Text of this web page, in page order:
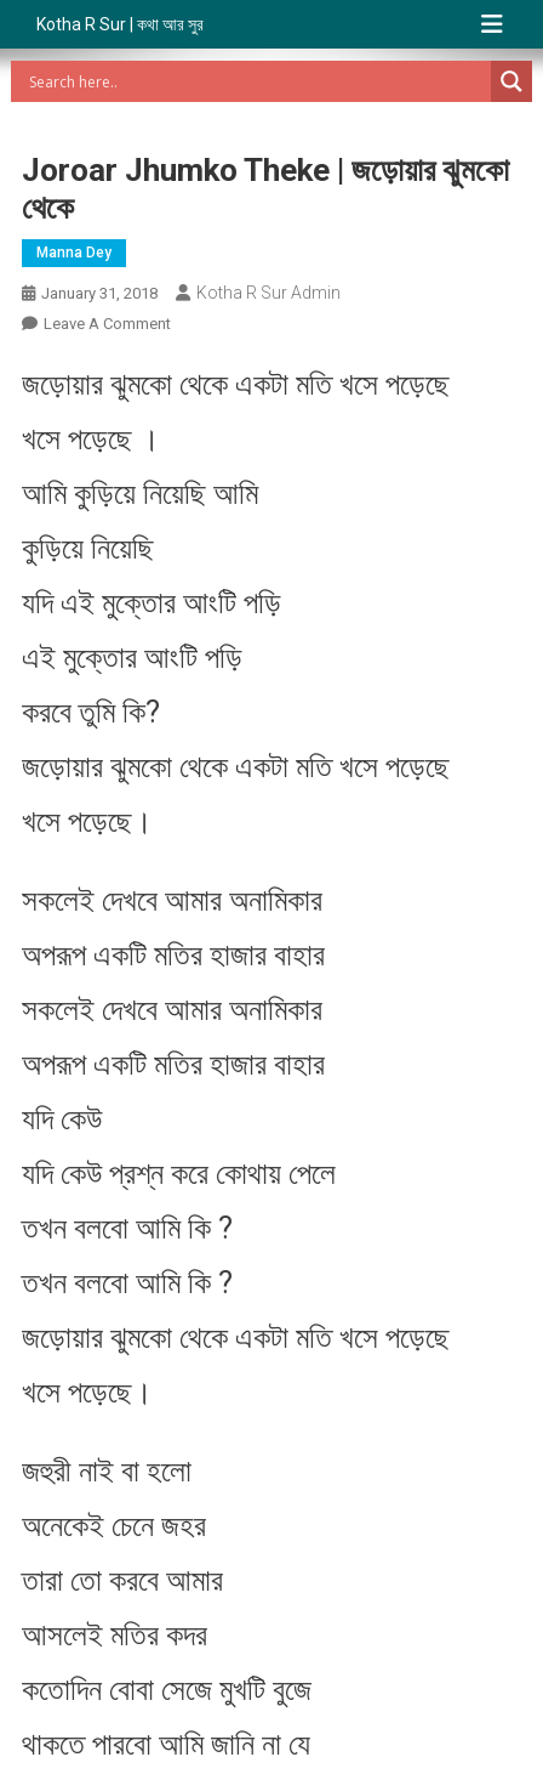
Kotha R Sur | কথা আর সুর
Joroar Jhumko Theke | জড়োয়ার ঝুমকো
থেকে
Manna Dey
January 31, 2018 Kotha R Sur Admin
Leave A CommentOn
Jhumko
ঝুমকো
জড়োয়ার ঝুমকো থেকে একটা মতি খসে পড়েছে
খসে পড়েছে ।
আমি কুড়িয়ে নিয়েছি আমি
কুড়িয়ে নিয়েছি
যদি এই মুক্তোর আংটি পড়ি
এই মুক্তোর আংটি পড়ি
করবে তুমি কি?
জড়োয়ার ঝুমকো থেকে একটা মতি খসে পড়েছে
খসে পড়েছে।
সকলেই দেখবে আমার অনামিকার
অপরূপ একটি মতির হাজার বাহার
সকলেই দেখবে আমার অনামিকার
অপরূপ একটি মতির হাজার বাহার
যদি কেউ
যদি কেউ প্রশ্ন করে কোথায় পেলে
তখন বলবো আমি কি ?
তখন বলবো আমি কি ?
জড়োয়ার ঝুমকো থেকে একটা মতি খসে পড়েছে
খসে পড়েছে।
জহুরী নাই বা হলো
অনেকেই চেনে জহর
তারা তো করবে আমার
আসলেই মতির কদর
কতোদিন বোবা সেজে মুখটি বুজে
থাকতে পারবো আমি জানি না যে